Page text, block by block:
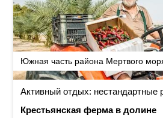
Южная часть района Мертвого
Активный отдых: нестандартные
Крестьянская ферма в долине